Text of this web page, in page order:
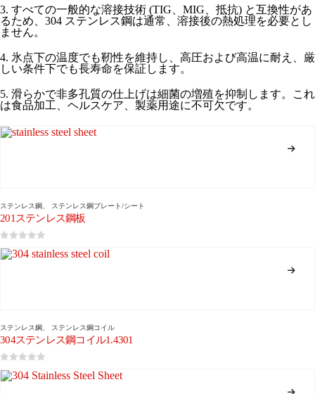
3. すべての一般的な溶接技術 (TIG、MIG、抵抗) と互換性があ
るため、304 ステンレス鋼は通常、溶接後の熱処理を必要とし
ません。
4. 氷点下の温度でも靭性を維持し、高圧および高温に耐え、厳
しい条件下でも長寿命を保証します。
5. 滑らかで非多孔質の仕上げは細菌の増殖を抑制します。これ
は食品加工、ヘルスケア、製薬用途に不可欠です。
ステンレス鋼 ステンレス鋼プレート/シート
201ステンレス鋼板
ステンレス鋼 ステンレス鋼コイル
304ステンレス鋼コイル1.4301